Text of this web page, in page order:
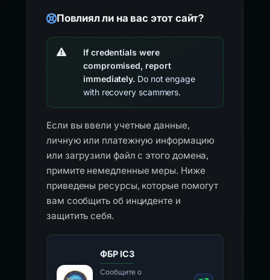
Повлиял ли на вас этот сайт?
If credentials were
compromised, report
immediately. Do not engage
with recovery scammers.
Если вы ввели учетные данные,
личную или платежную информацию
или загрузили файл с этого домена,
примите немедленные меры. Ниже
приведены ресурсы, которые помогут
вам сообщить об инциденте и
защитить себя.
ФБР IC3
Сообщите о